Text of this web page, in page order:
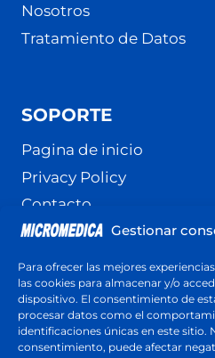
Gestionar
Para ofrecer las mejores
las cookies para almacenar y/o
dispositivo. El consentimiento de
procesar datos como el
identificaciones únicas en este sitio.
consentimiento, puede afectar
Nosotros
Tratamiento de Datos
SOPORTE
Pagina de inicio
Privacy Policy
Contacto
Terminos y Condiciones
Cotización